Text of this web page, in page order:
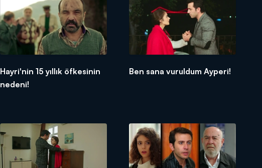
Hayri'nin 15 yıllık öfkesinin
nedeni!
Ben sana vuruldum Ayperi!